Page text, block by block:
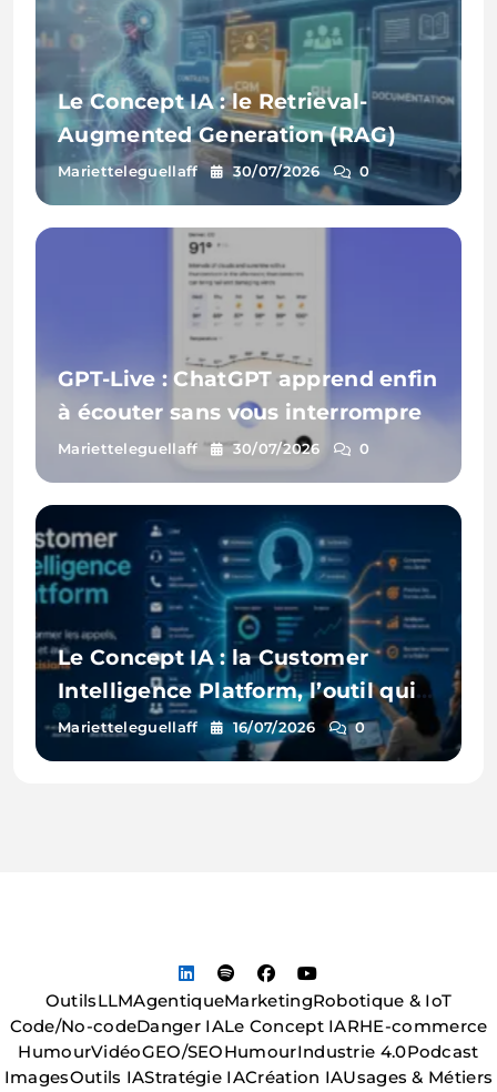
Le Concept IA : le Retrieval-
Augmented Generation (RAG)
Marietteleguellaff 30/07/2026 0
GPT-Live : ChatGPT apprend enfin
à écouter sans vous interrompre
Marietteleguellaff 30/07/2026 0
Le Concept IA : la Customer
Intelligence Platform, l’outil qui
écoute enfin tous vos clients
Marietteleguellaff 16/07/2026 0
OutilsLLMAgentiqueMarketingRobotique & IoT
Code/No-codeDanger IALe Concept IARHE-commerce
HumourVidéoGEO/SEOHumourIndustrie 4.0Podcast
ImagesOutils IAStratégie IACréation IAUsages & Métiers